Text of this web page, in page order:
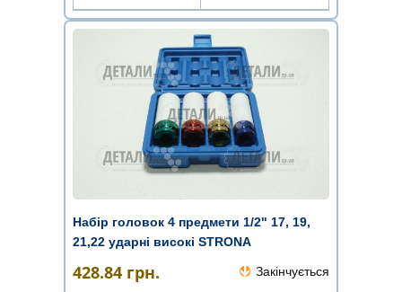
Набір головок 4 предмети 1/2" 17, 19,
21,22 ударні високі STRONA
428.84 грн. Закінчується